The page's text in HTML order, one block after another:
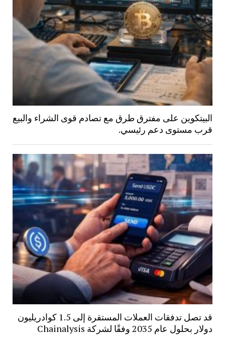
البيتكوين على مفترق طرق مع تصادم قوى الشراء والبيع
قرب مستوى دعم رئيسي.
قد تصل تدفقات العملات المستقرة إلى 1.5 كوادريليون
دولار بحلول عام 2035 وفقًا لشركة Chainalysis